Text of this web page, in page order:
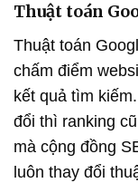
Thuật toán
Thuật toán
chấm điểm
kết quả tìm
đổi thì ranking
mà cộng đồng
luôn thay đổi